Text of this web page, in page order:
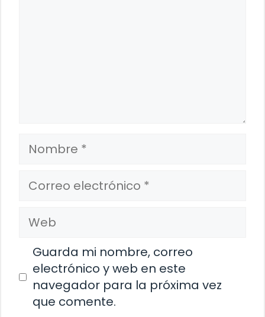
Nombre
Correo
electrónico
Web
Guarda mi nombre, correo
electrónico y web en este
navegador para la próxima vez
que comente.